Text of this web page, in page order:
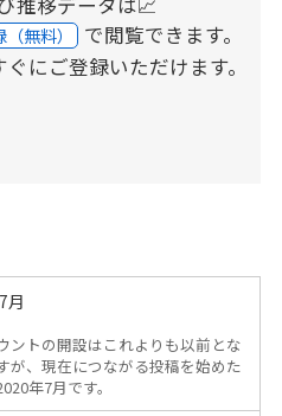
（無料） で閲覧できます。
にご登録いただけます。
月
ントの開設はこれよりも以前とな
が、現在につながる投稿を始めた
年7月です。